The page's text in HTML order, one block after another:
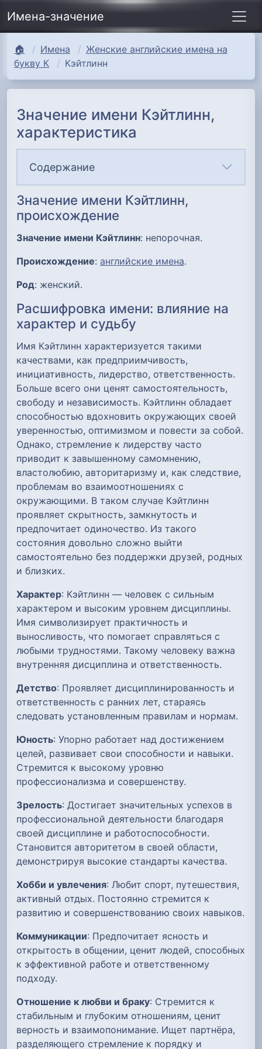
Имена-значение
🏠 Имена
Женские английские имена на
букву К
Кэйтлинн
Значение имени Кэйтлинн,
характеристика
Содержание
Значение имени Кэйтлинн,
происхождение
Значение имени Кэйтлинн: непорочная.
Происхождение: английские имена.
Род: женский.
Расшифровка имени: влияние на
характер и судьбу
Имя Кэйтлинн характеризуется такими
качествами, как предприимчивость,
инициативность, лидерство, ответственность.
Больше всего они ценят самостоятельность,
свободу и независимость. Кэйтлинн обладает
способностью вдохновить окружающих своей
уверенностью, оптимизмом и повести за собой.
Однако, стремление к лидерству часто
приводит к завышенному самомнению,
властолюбию, авторитаризму и, как следствие,
проблемам во взаимоотношениях с
окружающими. В таком случае Кэйтлинн
проявляет скрытность, замкнутость и
предпочитает одиночество. Из такого
состояния довольно сложно выйти
самостоятельно без поддержки друзей, родных
и близких.
Характер: Кэйтлинн — человек с сильным
характером и высоким уровнем дисциплины.
Имя символизирует практичность и
выносливость, что помогает справляться с
любыми трудностями. Такому человеку важна
внутренняя дисциплина и ответственность.
Детство: Проявляет дисциплинированность и
ответственность с ранних лет, стараясь
следовать установленным правилам и нормам.
Юность: Упорно работает над достижением
целей, развивает свои способности и навыки.
Стремится к высокому уровню
профессионализма и совершенству.
Зрелость: Достигает значительных успехов в
профессиональной деятельности благодаря
своей дисциплине и работоспособности.
Становится авторитетом в своей области,
демонстрируя высокие стандарты качества.
Хобби и увлечения: Любит спорт, путешествия,
активный отдых. Постоянно стремится к
развитию и совершенствованию своих навыков.
Коммуникации: Предпочитает ясность и
открытость в общении, ценит людей, способных
к эффективной работе и ответственному
подходу.
Отношение к любви и браку: Стремится к
стабильным и глубоким отношениям, ценит
верность и взаимопонимание. Ищет партнёра,
разделяющего стремление к порядку и